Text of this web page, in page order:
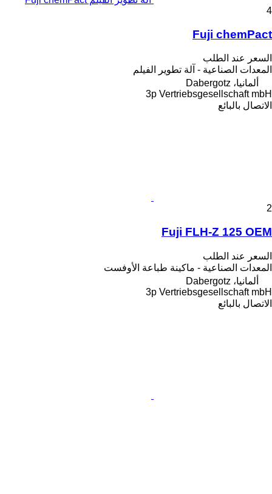
4
Fuji chemPact
السعر عند الطلب
المعدات الصناعية - آلة تطوير الفيلم
ألمانيا، Dabergotz
3p Vertriebsgesellschaft mbH
الاتصال بالبائع
2
Fuji FLH-Z 125 OEM
السعر عند الطلب
المعدات الصناعية - ماكينة طباعة الأوفست
ألمانيا، Dabergotz
3p Vertriebsgesellschaft mbH
الاتصال بالبائع